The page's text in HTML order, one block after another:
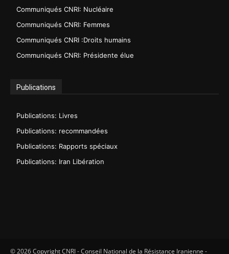
Communiqués CNRI: Nucléaire
Communiqués CNRI: Femmes
Communiqués CNRI :Droits humains
Communiqués CNRI: Présidente élue
Publications
Publications: Livres
Publications: recommandées
Publications: Rapports spéciaux
Publications: Iran Libération
© 2026 Copyright CNRI - Conseil National de la Résistance Iranienne -